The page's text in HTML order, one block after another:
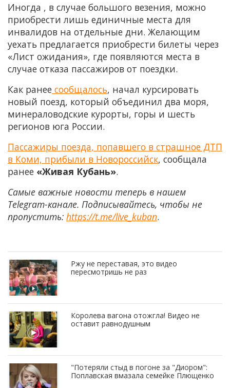
Иногда , в случае большого везения, можно
приобрести лишь единичные места для
инвалидов на отдельные дни. Желающим
уехать предлагается приобрести билеты через
«Лист ожидания», где появляются места в
случае отказа пассажиров от поездки.
Как ранее сообщалось, начал курсировать
новый поезд, который объединил два моря,
минераловодские курорты, горы и шесть
регионов юга России.
Пассажиры поезда, попавшего в страшное ДТП
в Коми, прибыли в Новороссийск, сообщала
ранее «Живая Кубань».
Самые важные новости теперь в нашем
Telegram-канале. Подписывайтесь, чтобы не
пропустить: https://t.me/live_kuban.
Ржу не переставая, это видео
пересмотришь не раз
Королева вагона отожгла! Видео не
оставит равнодушным
"Потеряли стыд в погоне за "Диором":
Поплавская вмазала семейке Плющенко